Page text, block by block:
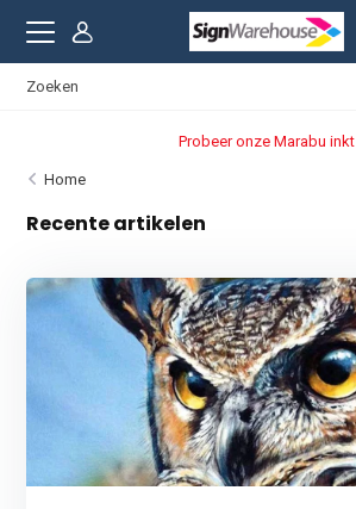
Probeer onze Marabu inkt
Home
Recente artikelen